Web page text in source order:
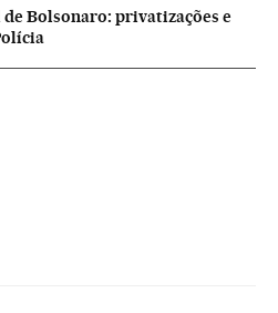
Bolsonaro: privatizações e